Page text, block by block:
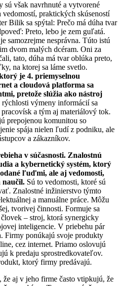
sú však navrhnuté a vytvorené
praktických skúseností
Bilik sa spýtal: Prečo má dúha tvar
Preto, lebo je zem guľatá.
samozrejme nesprávna. Túto istú
dvom malých dcéram. Oni za
tato, dúha má tvar oblúka preto,
na ktorej sa láme svetlo.
je 4. priemyselnou
a cloudová platforma sa
pretože slúžia ako nástroj
výmeny informácií sa
a tým aj materiálový tok.
prepojenou komunitou so
spája nielen ľudí z podniku, ale
a zákazníkov.
v súčasnosti. Znalostnú
a kybernetický systém, ktorý
ľuďmi, ale aj vedomosti,
naučil. Sú to vedomosti, ktoré sú
Znalostné inžinierstvo týmto
a manuálne práce. Môžu
tvorivej činnosti. Formuje sa
– stroj, ktorá synergicky
inteligencie. V priebehu pár
Firmy ponúkajú svoje produkty
cez internet. Priamo oslovujú
k predaju sprostredkovateľov.
ktorý firmy predávajú.
že aj v jeho firme často vtipkujú, že